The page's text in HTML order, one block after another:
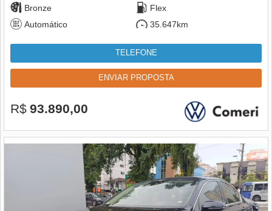
Bronze
Flex
Automático
35.647km
TELEFONE
ENVIAR PROPOSTA
R$ 93.890,00